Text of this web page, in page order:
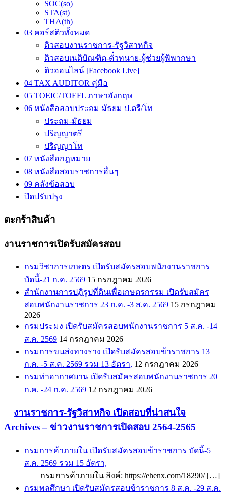
SOC(so)
STA(st)
THA(th)
03 คอร์สติวทั้งหมด
ติวสอบงานราชการ-รัฐวิสาหกิจ
ติวสอบเนติบัณฑิต-ตั๋วทนาย-ผู้ช่วยผู้พิพากษา
ติวออนไลน์ [Facebook Live]
04 TAX AUDITOR คู่มือ
05 TOEIC/TOEFL ภาษาอังกฤษ
06 หนังสือสอบประถม มัธยม ป.ตรี/โท
ประถม-มัธยม
ปริญญาตรี
ปริญญาโท
07 หนังสือกฎหมาย
08 หนังสือสอบราชการอื่นๆ
09 คลังข้อสอบ
ปิดปรับปรุง
ตะกร้าสินค้า
งานราชการเปิดรับสมัครสอบ
กรมวิชาการเกษตร เปิดรับสมัครสอบพนักงานราชการ
บัดนี้-21 ก.ค. 2569 15 กรกฎาคม 2026
สำนักงานการปฏิรูปที่ดินเพื่อเกษตรกรรม เปิดรับสมัคร
สอบพนักงานราชการ 23 ก.ค. -3 ส.ค. 2569 15 กรกฎาคม
2026
กรมประมง เปิดรับสมัครสอบพนักงานราชการ 5 ส.ค. -14
ส.ค. 2569 14 กรกฎาคม 2026
กรมการขนส่งทางราง เปิดรับสมัครสอบข้าราชการ 13
ก.ค. -5 ส.ค. 2569 รวม 13 อัตรา, 12 กรกฎาคม 2026
กรมท่าอากาศยาน เปิดรับสมัครสอบพนักงานราชการ 20
ก.ค. -24 ก.ค. 2569 12 กรกฎาคม 2026
งานราชการ-รัฐวิสาหกิจ เปิดสอบที่น่าสนใจ
Archives – ข่าวงานราชการเปิดสอบ 2564-2565
กรมการค้าภายใน เปิดรับสมัครสอบข้าราชการ บัดนี้-5
ส.ค. 2569 รวม 15 อัตรา,
กรมการค้าภายใน ลิงค์: https://ehenx.com/18290/ […]
กรมพลศึกษา เปิดรับสมัครสอบข้าราชการ 8 ส.ค. -29 ส.ค.